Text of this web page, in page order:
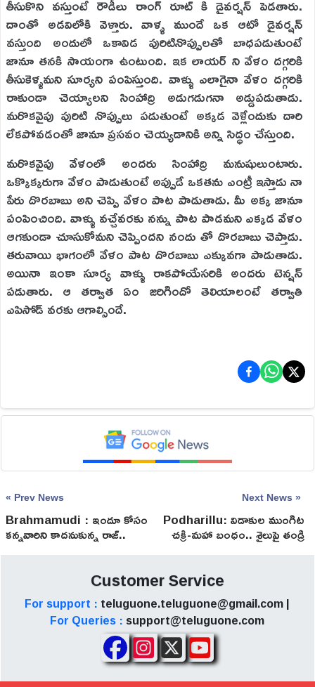
తీసుకొని వస్తుంటే రౌడీలు రాంగ్ రూట్ కి డైవర్షన్ పెడతారు.
దాంతో అడవిలోకి వెళ్తారు. వాళ్ళ ముందే ఒక ఆటో డైవర్షన్
వస్తుంది అందులో ఒకావిడ పురిటినొప్పులతో బాధపడుతుంటే
జానూ తనకి సాయంగా ఉంటుంది. ఇక లాయర్ ని వేళం దగ్గరికి
తీసుకెళ్ళమని సూర్యని పంపిస్తుంది. వాళ్ళు ఎలాగైనా వేళం దగ్గరికి
రాకుండా చెయ్యాలని సింహాద్రి అడుగడుగనా అడ్డుపడుతాడు.
మరొకవైపు పురిటి నొప్పులు పడుతుంటే అక్కడ వెళ్లేందుకు దారి
లేకపోవడంతో జానూ ప్రసవం చెయ్యడానికి అన్ని సిద్ధం చేస్తుంది.
మరొకవైపు వేళంలో అందరు సింహాద్రి మనుషులుంటారు.
ఒక్కొక్కరుగా వేళం పాడుతుంటే అప్పుడే ఒకతను ఎంట్రీ ఇస్తాడు నా
పేరు దొరబాబు అని చెప్పి వేళం పాట పాడుతాడు. మీ అక్క జానూ
పంపించింది. వాళ్ళు వచ్చేవరకు నన్ను పాట పాడమని ఎక్కడ వేళం
ఆగకుండా చూసుకోమని చెప్పిందని నందు తో దొరబాబు చెప్తాడు.
తరువాయి భాగంలో వేళం పాట దొరబాబు ఎక్కువగా పాడుతాడు.
అయినా ఇంకా సూర్య వాళ్ళు రాకపోయేసరికి అందరు టెన్షన్
పడుతారు. ఆ తర్వాత ఏం జరిగిందో తెలియాలంటే తర్వాతి
ఎపిసోడ్ వరకు ఆగాల్సిందే.
« Prev News
Brahmamudi : ఇందూ కోసం
కన్నవారిని కాదనుకున్న రాజ్..
తండ్రి చలపతి ఎమోషనల్!
Next News »
Podharillu: విడాకుల ముంగిట
చక్రి-మహా బంధం.. శైలుపై తండ్రి
ఆగ్రహం, లవ్ ట్రాక్‌లో సరికొత్త
Customer Service
For support : teluguone.teluguone@gmail.com |
For Queries : support@teluguone.com